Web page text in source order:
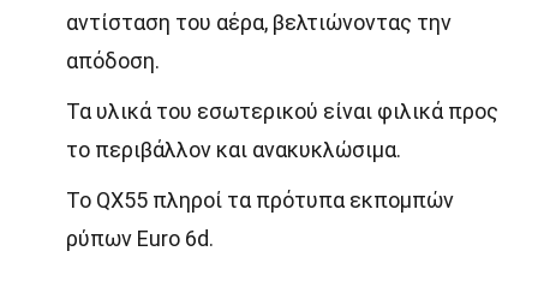
αντίσταση του αέρα, βελτιώνοντας την
απόδοση.
Τα υλικά του εσωτερικού είναι φιλικά προς
το περιβάλλον και ανακυκλώσιμα.
Το QX55 πληροί τα πρότυπα εκπομπών
ρύπων Euro 6d.